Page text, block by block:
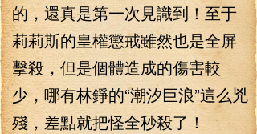
的，還真是第一次見識到！至于
莉莉斯的皇權懲戒雖然也是全屏
擊殺，但是個體造成的傷害較
少，哪有林錚的“潮汐巨浪”這么兇
殘，差點就把怪全秒殺了！